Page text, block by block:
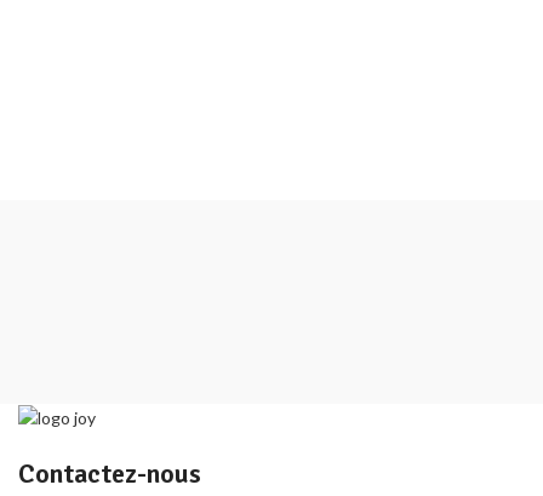
Contactez-nous